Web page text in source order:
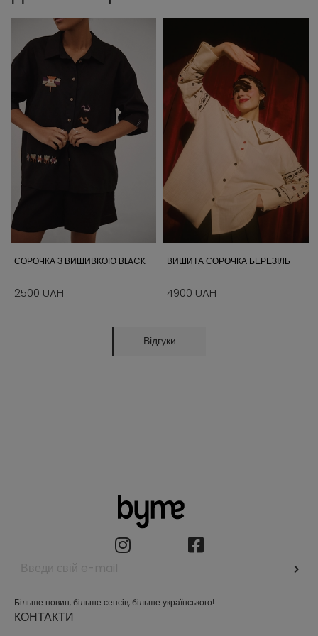
СОРОЧКА З ВИШИВКОЮ BLACK
2500 UAH
ВИШИТА СОРОЧКА БЕРЕЗІЛЬ
4900 UAH
Відгуки
Більше новин, більше сенсів, більше українського!
КОНТАКТИ